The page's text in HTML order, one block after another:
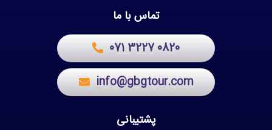
تماس با ما
071 3227 0820
info@gbgtour.com
پشتیبانی